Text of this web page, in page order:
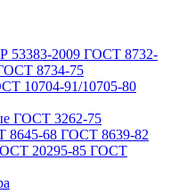
53383-2009 ГОСТ 8732-
8734-75
10704-91/10705-80
ГОСТ 3262-75
68 ГОСТ 8639-82
20295-85 ГОСТ